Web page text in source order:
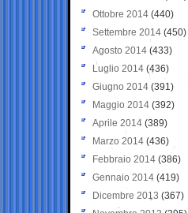
Ottobre 2014 (440)
Settembre 2014 (450)
Agosto 2014 (433)
Luglio 2014 (436)
Giugno 2014 (391)
Maggio 2014 (392)
Aprile 2014 (389)
Marzo 2014 (436)
Febbraio 2014 (386)
Gennaio 2014 (419)
Dicembre 2013 (367)